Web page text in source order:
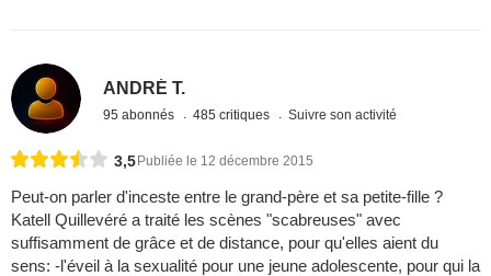
ANDRÉ T.
95 abonnés 485 critiques Suivre son activité
3,5Publiée le 12 décembre 2015
Peut-on parler d'inceste entre le grand-père et sa petite-fille ?
Katell Quillevéré a traité les scènes "scabreuses" avec
suffisamment de grâce et de distance, pour qu'elles aient du
sens: -l'éveil à la sexualité pour une jeune adolescente, pour qui la